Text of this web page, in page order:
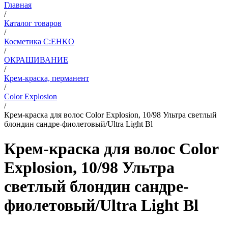
Главная
/
Каталог товаров
/
Косметика C:EHKO
/
ОКРАШИВАНИЕ
/
Крем-краска, перманент
/
Color Explosion
/
Крем-краска для волос Color Explosion, 10/98 Ультра светлый
блондин сандре-фиолетовый/Ultra Light Bl
Крем-краска для волос Color
Explosion, 10/98 Ультра
светлый блондин сандре-
фиолетовый/Ultra Light Bl